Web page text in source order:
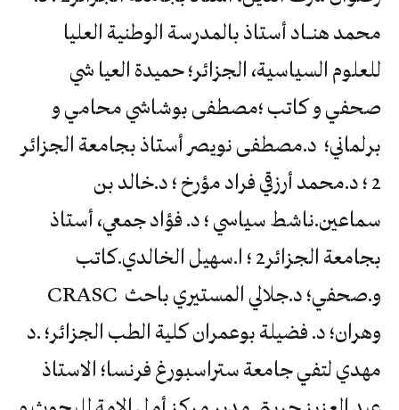
محمد هنــاد أستاذ بالمدرسة الوطنية العليا
للعلوم السياسية، الجزائر؛ حميدة العيا شي
صحفي و كاتب ؛مصطفى بوشاشي محامي و
برلماني؛ د.مصطفى نويصر أستاذ بجامعة الجزائر
2 ؛ د.محمد أرزقي فراد مؤرخ ؛ د.خالد بن
سماعين.ناشط سياسي ؛ د. فؤاد جمعي، أستاذ
بجامعة الجزائر2 ؛ ا.سهيل الخالدي.كاتب
وهران؛ د. فضيلة بوعمران كلية الطب الجزائر؛ .د
مهدي لتفي جامعة ستراسبورغ فرنسا؛ الاستاذ